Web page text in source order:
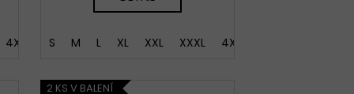
4XL 5XL
S M L XL XXL XXXL 4XL
2 KS V BALENÍ